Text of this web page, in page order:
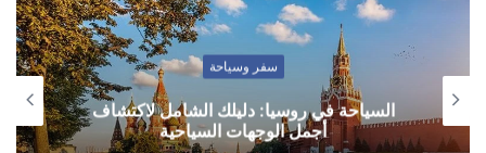
سفر وسياحة
السياحة في روسيا: دليلك الشامل لاكتشاف
أجمل الوجهات السياحية